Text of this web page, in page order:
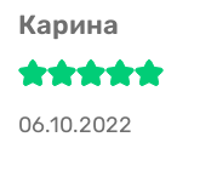
Карина
06.10.2022